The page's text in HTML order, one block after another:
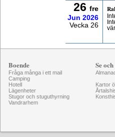
26 fre
Jun 2026
Vecka 26
Boende
Fråga många i ett mail
Camping
Hotell
Lägenheter
Stugor och stuguthyrning
Vandrarhem
Se
Kartor